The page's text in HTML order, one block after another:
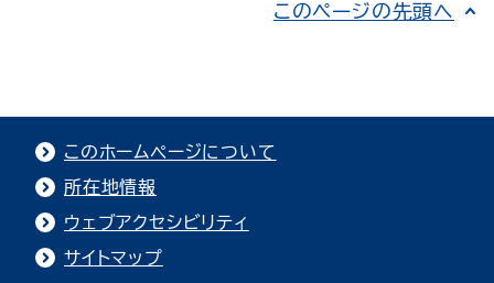
このページの先頭へ
このホームページについて
所在地情報
ウェブアクセシビリティ
サイトマップ